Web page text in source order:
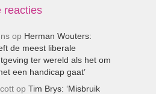
reacties
op Herman Wouters:
de meest liberale
ter wereld als het om
een handicap gaat’
op Tim Brys: ‘Misbruik